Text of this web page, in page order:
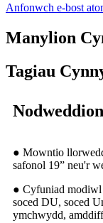
Anfonwch e-bost
Manylion
Tagiau
Nodweddion
● Mowntio
safonol 19” neu'r
● Cyfuniad modiwl
soced DU, soced
ymchwydd,